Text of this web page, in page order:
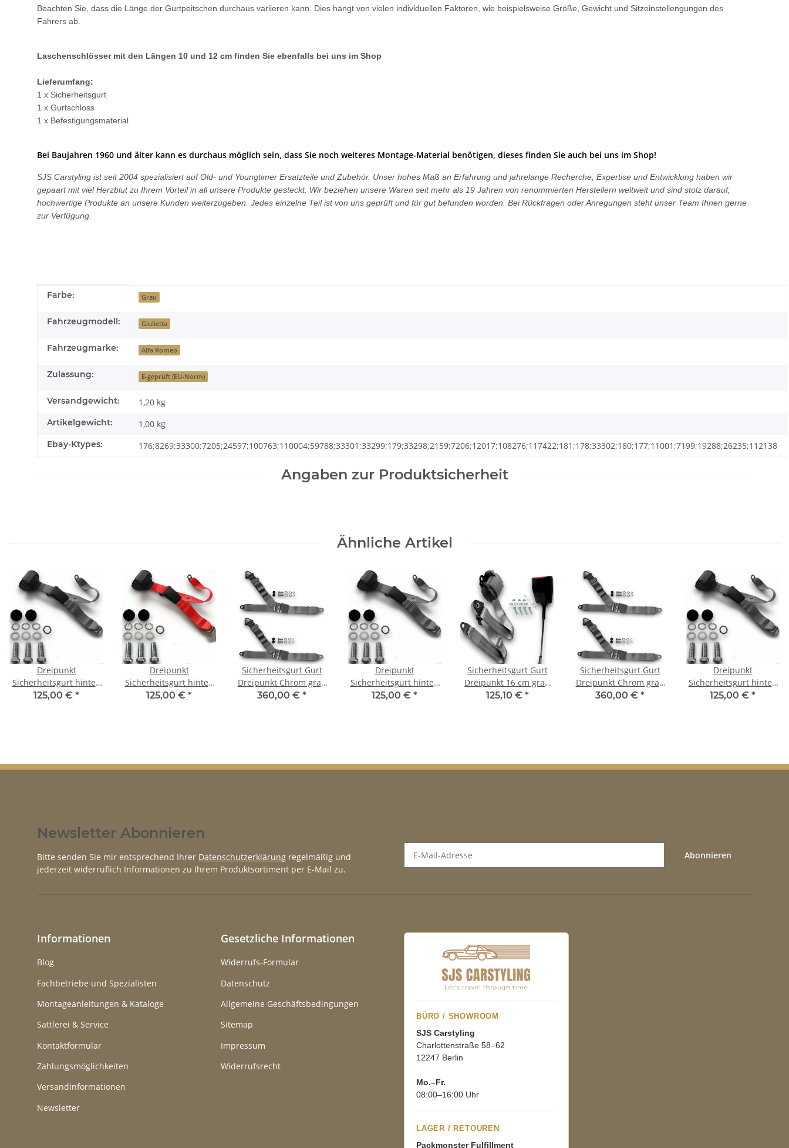
Beachten Sie, dass die Länge der Gurtpeitschen durchaus variieren kann. Dies hängt von vielen individuellen Faktoren, wie beispielsweise Größe, Gewicht und Sitzeinstellengungen des
Fahrers ab.
Laschenschlösser mit den Längen 10 und 12 cm finden Sie ebenfalls bei uns im Shop
Lieferumfang:
1 x Sicherheitsgurt
1 x Gurtschloss
1 x Befestigungsmaterial
Bei Baujahren 1960 und älter kann es durchaus möglich sein, dass Sie noch weiteres Montage-Material benötigen, dieses finden Sie auch bei uns im Shop!
SJS Carstyling ist seit 2004 spezialisiert auf Old- und Youngtimer Ersatzteile und Zubehör. Unser hohes Maß an Erfahrung und jahrelange Recherche, Expertise und Entwicklung haben wir
gepaart mit viel Herzblut zu Ihrem Vorteil in all unsere Produkte gesteckt. Wir beziehen unsere Waren seit mehr als 19 Jahren von renommierten Herstellern weltweit und sind stolz darauf,
hochwertige Produkte an unsere Kunden weiterzugeben. Jedes einzelne Teil ist von uns geprüft und für gut befunden worden. Bei Rückfragen oder Anregungen steht unser Team Ihnen gerne
zur Verfügung.
Produkteigenschaft
Wert
Farbe: Grau
Fahrzeugmodell: Giulietta
Fahrzeugmarke: Alfa Romeo
Zulassung: E-geprüft (EU-Norm)
Versandgewicht: 1,20 kg
Artikelgewicht: 1,00 kg
Ebay-Ktypes: 176;8269;33300;7205;24597;100763;110004;59788;33301;33299;179;33298;2159;7206;12017;108276;117422;181;178;33302;180;177;11001;7199;19288;26235;112138
Angaben zur Produktsicherheit
Ähnliche Artikel
Dreipunkt
Sicherheitsgurt hinten
50cm Bandschloss grau
125,00 € *
Dreipunkt
Sicherheitsgurt hinten
50cm Bandschloss rot
125,00 € *
Sicherheitsgurt Gurt
Dreipunkt Chrom grau
für Alfa Romeo
360,00 € *
Dreipunkt
Sicherheitsgurt hinten
30cm Bandschloss grau
125,00 € *
Sicherheitsgurt Gurt
Dreipunkt 16 cm grau
für Alfa Romeo Spider
125,10 € *
Sicherheitsgurt Gurt
Dreipunkt Chrom grau
für Alfa Romeo Spider
360,00 € *
Dreipunkt
Sicherheitsgurt hinten
30cm Bandschloss grau
125,00 € *
Newsletter Abonnieren
Bitte senden Sie mir entsprechend Ihrer Datenschutzerklärung regelmäßig und
jederzeit widerruflich Informationen zu Ihrem Produktsortiment per E-Mail zu.
Abonnieren
Informationen
Blog
Fachbetriebe und Spezialisten
Montageanleitungen & Kataloge
Sattlerei & Service
Kontaktformular
Zahlungsmöglichkeiten
Versandinformationen
Newsletter
Gesetzliche Informationen
Widerrufs-Formular
Datenschutz
Allgemeine Geschäftsbedingungen
Sitemap
Impressum
Widerrufsrecht
BÜRO / SHOWROOM
SJS Carstyling
Charlottenstraße 58–62
12247 Berlin
Mo.–Fr.
08:00–16:00 Uhr
LAGER / RETOUREN
Packmonster Fulfillment